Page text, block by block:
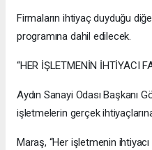
Firmaların ihtiyaç duyduğu
programına dahil edilecek.
“HER İŞLETMENİN İHTİYACI
Aydın Sanayi Odası Başkanı
işletmelerin gerçek
Maraş, “Her işletmenin